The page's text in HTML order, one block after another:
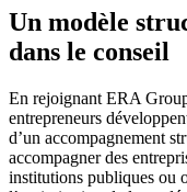
Un modèle
dans le conseil
En rejoignant ERA
entrepreneurs
d’un accompagnement
accompagner des
institutions publiques ou